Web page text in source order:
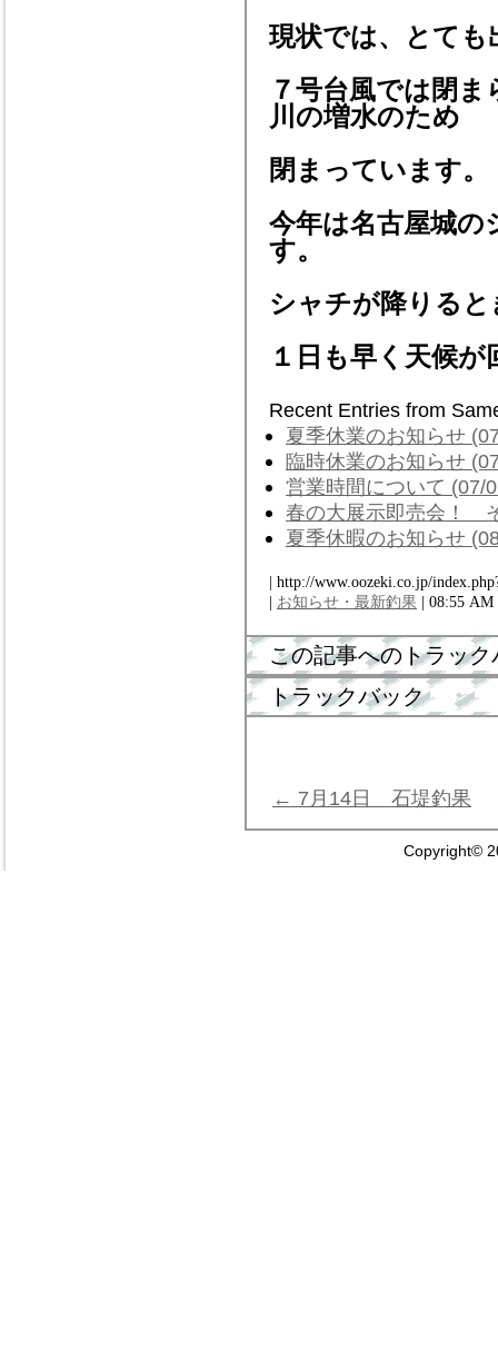
現状では、とても
７号台風では閉
川の増水のため
閉まっています。
今年は名古屋城
す。
シャチが降りる
１日も早く天候
Recent Entries from
夏季休業のお知らせ
臨時休業のお知らせ
営業時間について (07/
春の大展示即売会！
夏季休暇のお知らせ
| http://www.oozeki.co.jp/
| お知らせ・最新釣果 | 08:55
この記事へのトラッ
トラックバック
← 7月14日 石堤釣果
Copyright©